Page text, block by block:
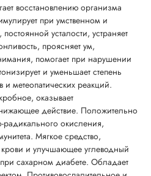
восстановлению организма
при умственном и
усталости, устраняет
проясняет ум,
помогает при нарушении
и уменьшает степень
метеопатических реакций.
оказывает
действие. Положительно
радикального окисления,
Мягкое средство,
и улучшающее углеводный
сахарном диабете. Обладает